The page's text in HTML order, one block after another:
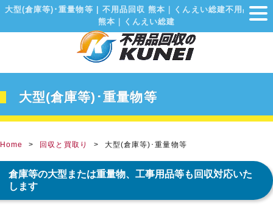
大型(倉庫等)･重量物等 | 不用品回収 熊本｜くんえい総建不用品回収
熊本｜くんえい総建
Home 回収と買取り 大型(倉庫等)･重量物等
大型(倉庫等)･重量物等
倉庫等の大型または重量物、工事用品等も回収対応いた
します